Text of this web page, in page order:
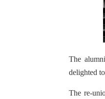
The
delighted
The re-